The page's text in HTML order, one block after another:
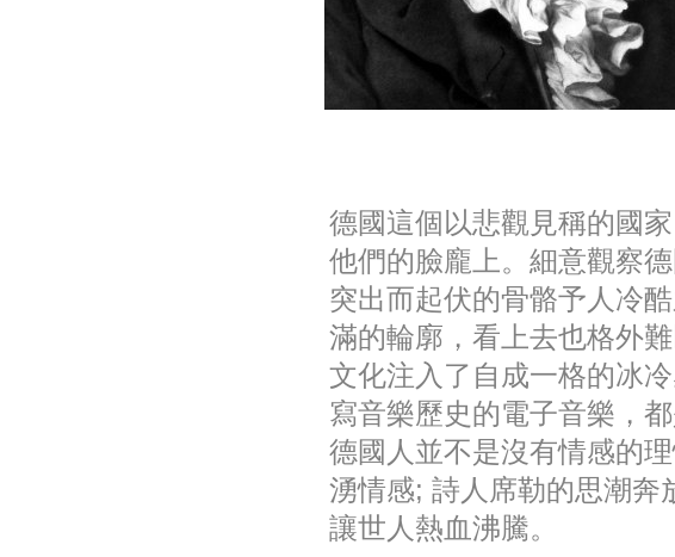
德國這個以悲觀見稱的國
他們的臉龐上。細意觀察
突出而起伏的骨骼予人冷
滿的輪廓，看上去也格外
文化注入了自成一格的冰
寫音樂歷史的電子音樂，
德國人並不是沒有情感的
湧情感; 詩人席勒的思潮奔
讓世人熱血沸騰。